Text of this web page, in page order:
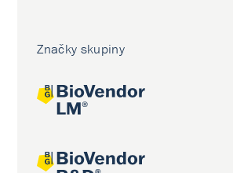
Značky skupiny